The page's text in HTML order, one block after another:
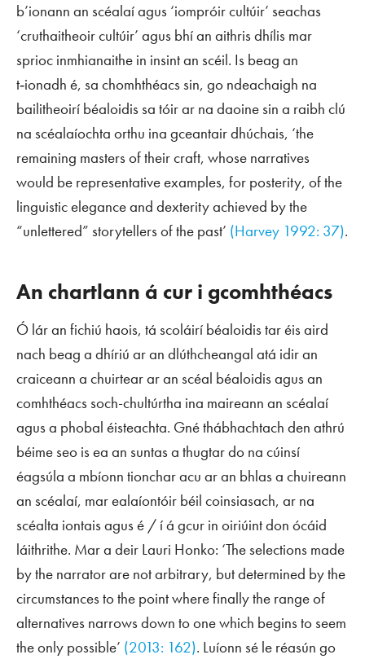
b’ionann an scéalaí agus ‘iompróir cultúir’ seachas
‘cruthaitheoir cultúir’ agus bhí an aithris dhílis mar
sprioc inmhianaithe in insint an scéil. Is beag an
t‑ionadh é, sa chomhthéacs sin, go ndeachaigh na
bailitheoirí béaloidis sa tóir ar na daoine sin a raibh clú
na scéalaíochta orthu ina gceantair dhúchais, ‘the
remaining masters of their craft, whose narratives
would be representative examples, for posterity, of the
linguistic elegance and dexterity achieved by the
“unlettered” storytellers of the past’ (Harvey 1992: 37).
An chartlann á cur i gcomhthéacs
Ó lár an fichiú haois, tá scoláirí béaloidis tar éis aird
nach beag a dhíriú ar an dlúthcheangal atá idir an
craiceann a chuirtear ar an scéal béaloidis agus an
comhthéacs soch-chultúrtha ina maireann an scéalaí
agus a phobal éisteachta. Gné thábhachtach den athrú
béime seo is ea an suntas a thugtar do na cúinsí
éagsúla a mbíonn tionchar acu ar an bhlas a chuireann
an scéalaí, mar ealaíontóir béil coinsiasach, ar na
scéalta iontais agus é / í á gcur in oiriúint don ócáid
láithrithe. Mar a deir Lauri Honko: ‘The selections made
by the narrator are not arbitrary, but determined by the
circumstances to the point where finally the range of
alternatives narrows down to one which begins to seem
the only possible’ (2013: 162). Luíonn sé le réasún go